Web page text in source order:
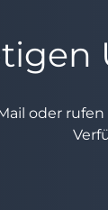
oder